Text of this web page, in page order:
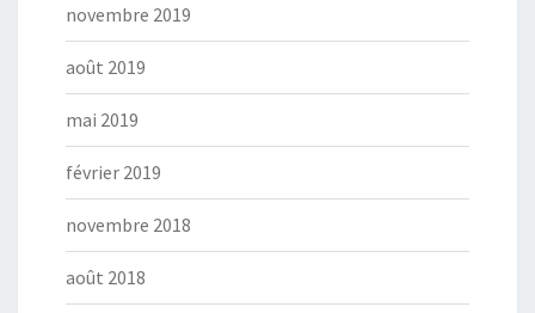
novembre 2019
août 2019
mai 2019
février 2019
novembre 2018
août 2018